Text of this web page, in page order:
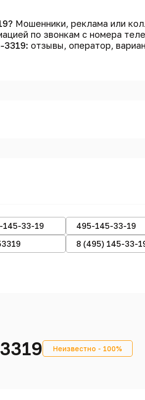
Мошенники, реклама или
по звонкам с номера
3319: отзывы, оператор,
145-33-19 495-145-33-19
8 (495) 145-33-
Неизвестно - 100%